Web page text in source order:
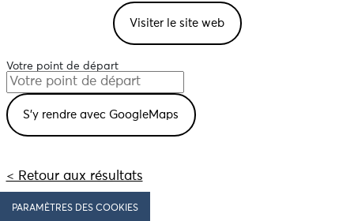
Visiter le site web
Votre point de départ
< Retour aux résultats
PARAMÈTRES DES COOKIES